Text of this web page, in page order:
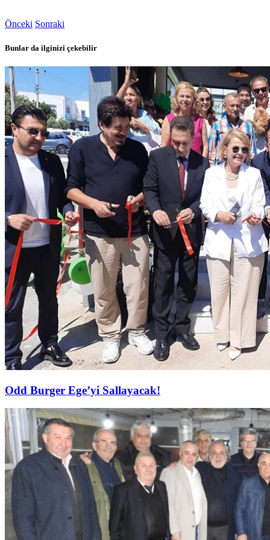
Önceki Sonraki
Bunlar da ilginizi çekebilir
Odd Burger Ege’yi Sallayacak!